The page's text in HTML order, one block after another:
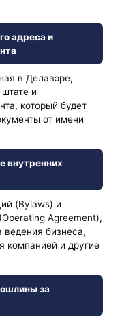
адреса и
в Делавэре,
и
который будет
от имени
внутренних
(Bylaws) и
Agreement),
ведения бизнеса,
компанией и другие
за